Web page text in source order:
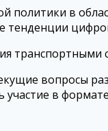
в
транспортными
вопросы
участие в